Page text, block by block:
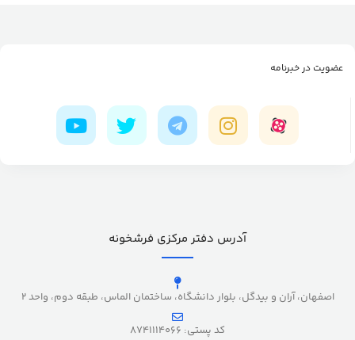
عضویت در خبرنامه
آدرس دفتر مرکزی فرشخونه
اصفهان، آران و بیدگل، بلوار دانشگاه، ساختمان الماس، طبقه دوم، واحد 2
کد پستی: 8741114066